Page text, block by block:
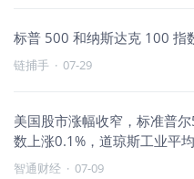
标普 500 和纳斯达克 100 指
链捕手 · 07-29
美国股市涨幅收窄，标准普
数上涨0.1%，道琼斯工业平
智通财经 · 07-09